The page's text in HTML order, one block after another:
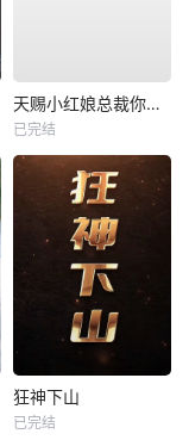
天赐小红娘总裁你找错夫人了
已完结
狂神下山
已完结